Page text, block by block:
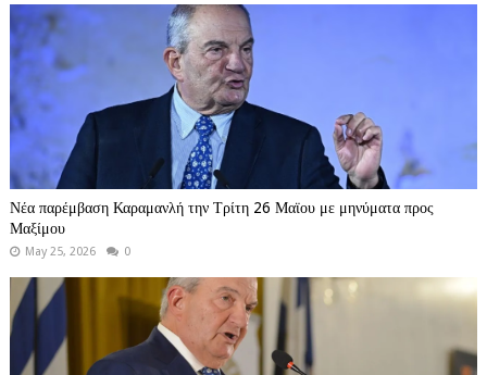
Νέα παρέμβαση Καραμανλή την Τρίτη 26 Μαϊου με μηνύματα προς
Μαξίμου
May 25, 2026 0